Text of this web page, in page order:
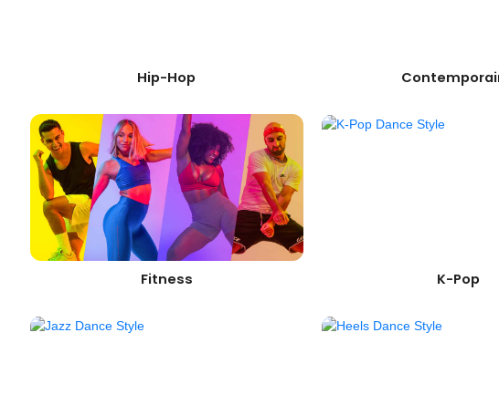
Hip-Hop
Fitness K-Pop